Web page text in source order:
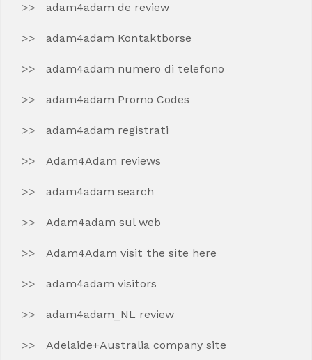
adam4adam de review
adam4adam Kontaktborse
adam4adam numero di telefono
adam4adam Promo Codes
adam4adam registrati
Adam4Adam reviews
adam4adam search
Adam4adam sul web
Adam4Adam visit the site here
adam4adam visitors
adam4adam_NL review
Adelaide+Australia company site